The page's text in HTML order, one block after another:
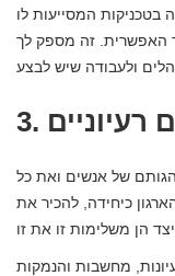
בטכניקות המסייעות לו
האפשרית. זה מספק לך
רעיוניים
של אנשים ואת כל
כיחידה, להכיר את
מחשבות והנמקות